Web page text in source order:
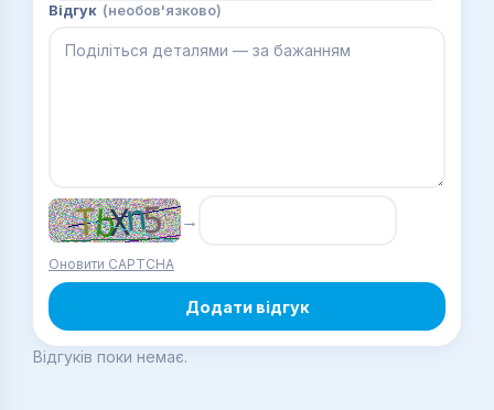
Відгук (необов'язково)
→
Оновити CAPTCHA
Додати відгук
Відгуків поки немає.